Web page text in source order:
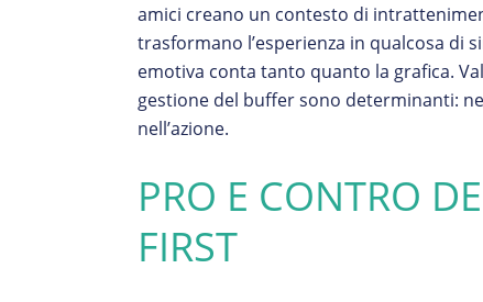
amici creano un contesto di
trasformano l’esperienza in qualcosa di
emotiva conta tanto quanto la grafica.
gestione del buffer sono determinanti:
nell’azione.
PRO E CONTRO
FIRST